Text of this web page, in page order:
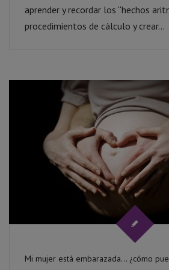
aprender y recordar los “hechos
procedimientos de cálculo y crear...
Mi mujer está embarazada… ¿cómo